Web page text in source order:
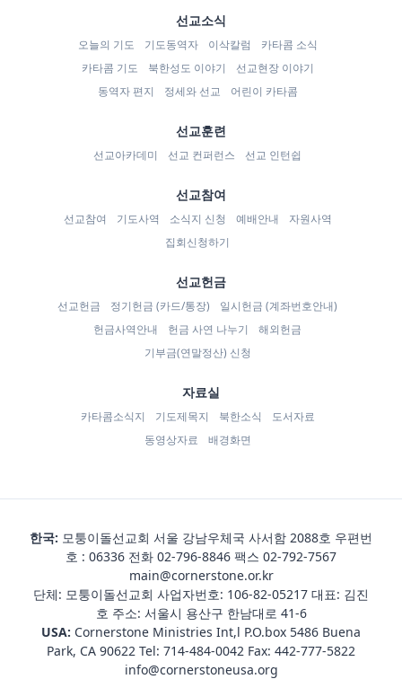
선교소식
오늘의 기도 기도동역자 이삭칼럼
카타콤 소식
카타콤 기도
북한성도 이야기
선교현장 이야기
동역자 편지
정세와 선교 어린이 카타콤
선교훈련
선교아카데미 선교 컨퍼런스 선교 인턴쉽
선교참여
선교참여 기도사역 소식지 신청 예배안내
자원사역
집회신청하기
선교헌금
선교헌금 정기헌금 (카드/통장)
일시헌금 (계좌번호안내)
헌금사역안내
헌금 사연 나누기
해외헌금
기부금(연말정산) 신청
자료실
카타콤소식지 기도제목지 북한소식
도서자료
동영상자료
배경화면
한국: 모퉁이돌선교회 서울 강남우체국 사서함 2088호 우편번
호 : 06336 전화 02-796-8846 팩스 02-792-7567
main@cornerstone.or.kr
단체: 모퉁이돌선교회 사업자번호: 106-82-05217 대표: 김진
호 주소: 서울시 용산구 한남대로 41-6
USA: Cornerstone Ministries Int,l P.O.box 5486 Buena
Park, CA 90622 Tel: 714-484-0042 Fax: 442-777-5822
info@cornerstoneusa.org